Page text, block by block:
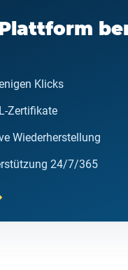
Klicks
Zertifikate
Wiederherstellung
24/7/365